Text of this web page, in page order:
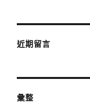
近期留言
彙整